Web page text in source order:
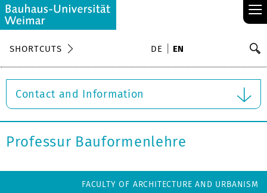
≡
SHORTCUTS DE EN
Contact and Information
Professur Bauformenlehre
FACULTY OF ARCHITECTURE AND URBANISM